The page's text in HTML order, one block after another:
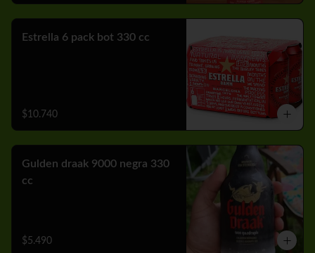
Estrella 6 pack bot 330 cc
$10.740
Gulden draak 9000 negra 330
cc
$5.490